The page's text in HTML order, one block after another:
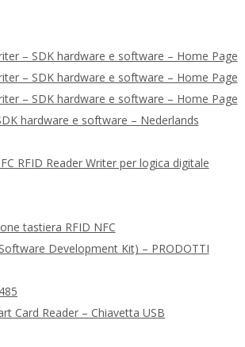
– SDK hardware e software – Home Page
– SDK hardware e software – Home Page
– SDK hardware e software – Home Page
hardware e software – Nederlands
RFID Reader Writer per logica digitale
tastiera RFID NFC
Development Kit) – PRODOTTI
Card Reader – Chiavetta USB